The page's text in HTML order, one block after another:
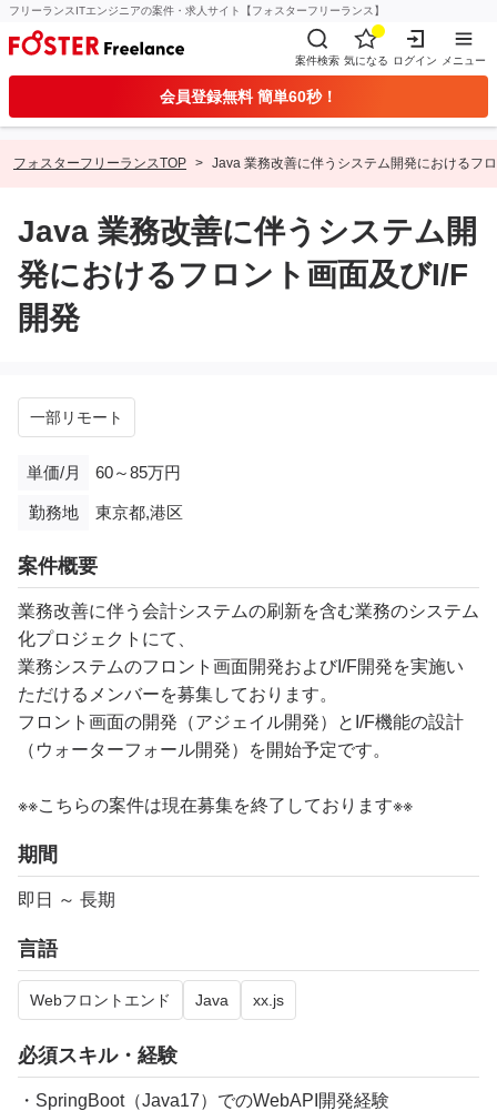
フリーランスITエンジニアの案件・求人サイト【フォスターフリーランス】
案件検索 気になる ログイン メニュー
会員登録無料 簡単60秒！
フォスターフリーランスTOP Java 業務改善に伴うシステム開発におけるフ
Java 業務改善に伴うシステム開
発におけるフロント画面及びI/F
開発
一部リモート
単価/月 60～85万円
勤務地 東京都,港区
案件概要
業務改善に伴う会計システムの刷新を含む業務のシステム
化プロジェクトにて、
業務システムのフロント画面開発およびI/F開発を実施い
ただけるメンバーを募集しております。
フロント画面の開発（アジェイル開発）とI/F機能の設計
（ウォーターフォール開発）を開始予定です。
※※こちらの案件は現在募集を終了しております※※​
期間
即日 ～ 長期
言語
Webフロントエンド Java xx.js
必須スキル・経験
・SpringBoot（Java17）でのWebAPI開発経験